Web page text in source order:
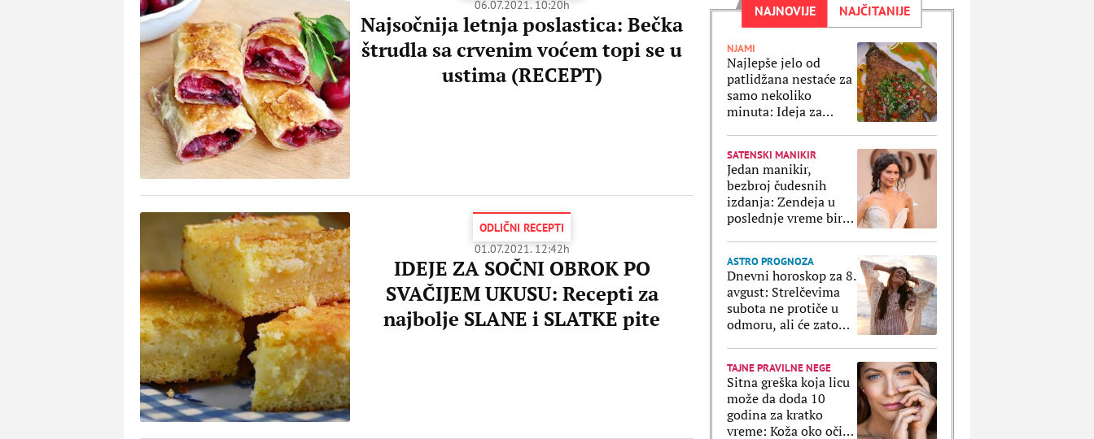
06.07.2021. 10:20h
Najsočnija letnja poslastica: Bečka
štrudla sa crvenim voćem topi se u
ustima (RECEPT)
ODLIČNI RECEPTI
01.07.2021. 12:42h
IDEJE ZA SOČNI OBROK PO
SVAČIJEM UKUSU: Recepti za
najbolje SLANE i SLATKE pite
NAJNOVIJE NAJČITANIJE
NJAMI
Najlepše jelo od
patlidžana nestaće za
samo nekoliko
minuta: Ideja za
SATENSKI MANIKIR
Jedan manikir,
bezbroj čudesnih
izdanja: Zendeja u
poslednje vreme bira
ultratrendi
ASTRO PROGNOZA
Dnevni horoskop za 8.
avgust: Strelčevima
subota ne protiče u
odmoru, ali će zato
TAJNE PRAVILNE NEGE
Sitna greška koja licu
može da doda 10
godina za kratko
vreme: Koža oko očiju